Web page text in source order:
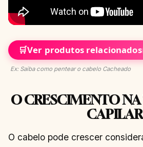
🛒Ver produtos relacionados
Ex: Saiba como pentear o cabelo Cacheado
O CRESCIMENTO
CAPILAR
O cabelo pode crescer